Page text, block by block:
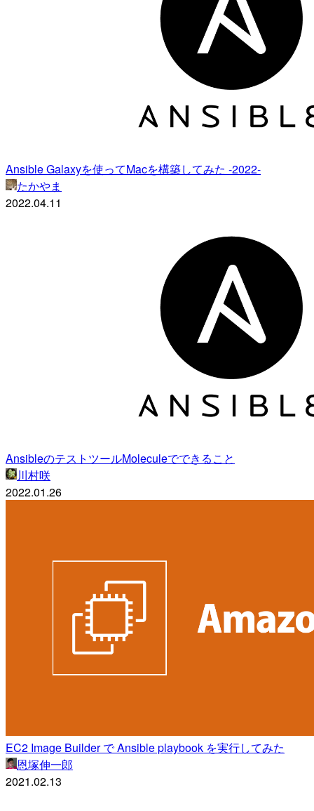
Ansible Galaxyを使ってMacを構築してみた -2022-
たかやま
2022.04.11
AnsibleのテストツールMoleculeでできること
川村咲
2022.01.26
EC2 Image Builder で Ansible playbook を実行してみた
恩塚伸一郎
2021.02.13